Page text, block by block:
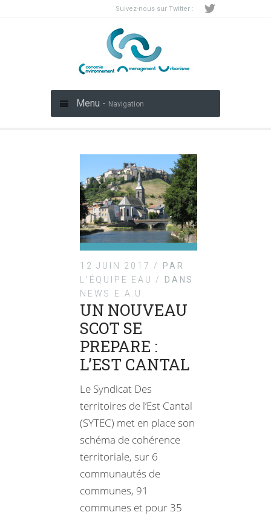
Suivez-nous sur Twitter :
Menu - Navigation
12 JUIN 2017 / PAR
L'ÉQUIPE EAU / DANS
NEWS E.A.U.
UN NOUVEAU
SCOT SE
PREPARE :
L’EST CANTAL
Le Syndicat Des
territoires de l’Est Cantal
(SYTEC) met en place son
schéma de cohérence
territoriale, sur 6
communautés de
communes, 91
communes et pour 35